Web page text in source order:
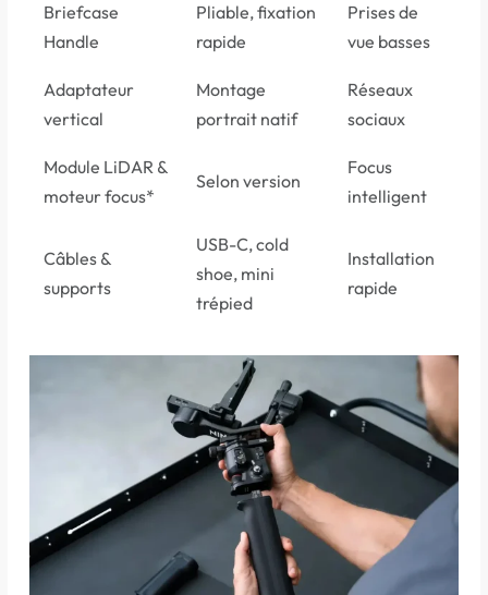
Briefcase
Handle
Pliable, fixation
rapide
Prises de
vue basses
Adaptateur
vertical
Montage
portrait natif
Réseaux
sociaux
Module LiDAR &
moteur focus*
Selon version
Focus
intelligent
Câbles &
supports
USB-C, cold
shoe, mini
trépied
Installation
rapide